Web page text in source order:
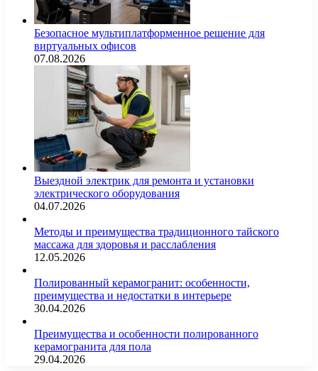
Безопасное мультиплатформенное решение для
виртуальных офисов
07.08.2026
Выездной электрик для ремонта и установки
электрического оборудования
04.07.2026
Методы и преимущества традиционного тайского
массажа для здоровья и расслабления
12.05.2026
Полированный керамогранит: особенности,
преимущества и недостатки в интерьере
30.04.2026
Преимущества и особенности полированного
керамогранита для пола
29.04.2026